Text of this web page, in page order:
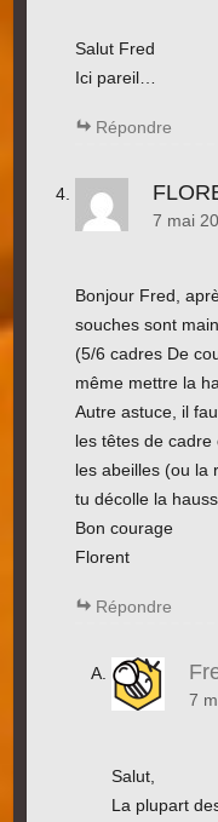
Salut Fred
Ici pareil…
Répondre
7 mai
Bonjour Fred,
souches sont
(5/6 cadres De
même mettre la
Autre astuce, il
les têtes de cadre
les abeilles (ou la
tu décolle la
Bon courage
Florent
Répondre
7
Salut,
La plupart